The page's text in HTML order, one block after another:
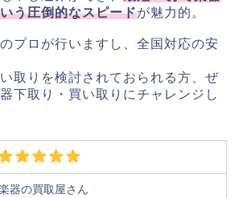
う圧倒的なスピードが魅力的。
プロが行いますし、全国対応の安
取りを検討されておられる方、ぜ
下取り・買い取りにチャレンジし
器の買取屋さん